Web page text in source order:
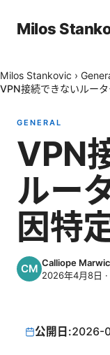
Milos
Milos Stankovic ›
VPN接続できないルー
GENERAL
VPN
ルー
因特
Calliope
2026年4月8日 ·
公開日:2026-